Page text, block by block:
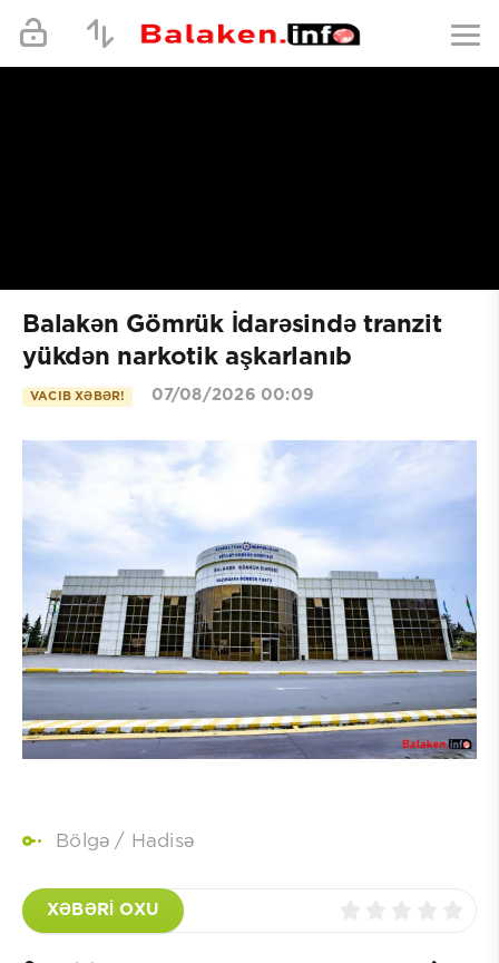
Balakən Gömrük İdarəsində tranzit
yükdən narkotik aşkarlanıb
VACIB XƏBƏR! 07/08/2026 00:09
Bölgə / Hadisə
XƏBƏRİ OXU